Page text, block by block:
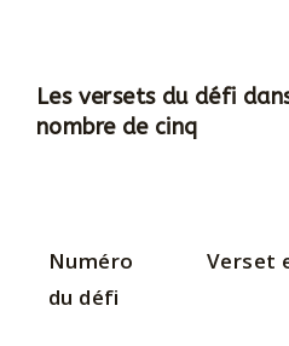
Les versets du défi
nombre de cinq
Numéro
du défi
Verset